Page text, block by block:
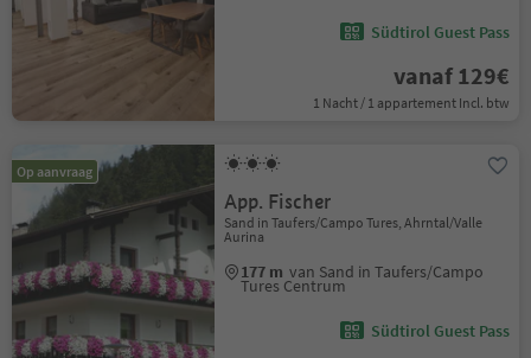
Südtirol Guest Pass
vanaf 129€
1 Nacht / 1 appartement Incl. btw
Op aanvraag
App. Fischer
Sand in Taufers/Campo Tures, Ahrntal/Valle
Aurina
177 m van Sand in Taufers/Campo
Tures Centrum
Südtirol Guest Pass